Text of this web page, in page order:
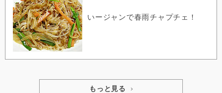
いージャンで春雨チャプチェ！
もっと見る